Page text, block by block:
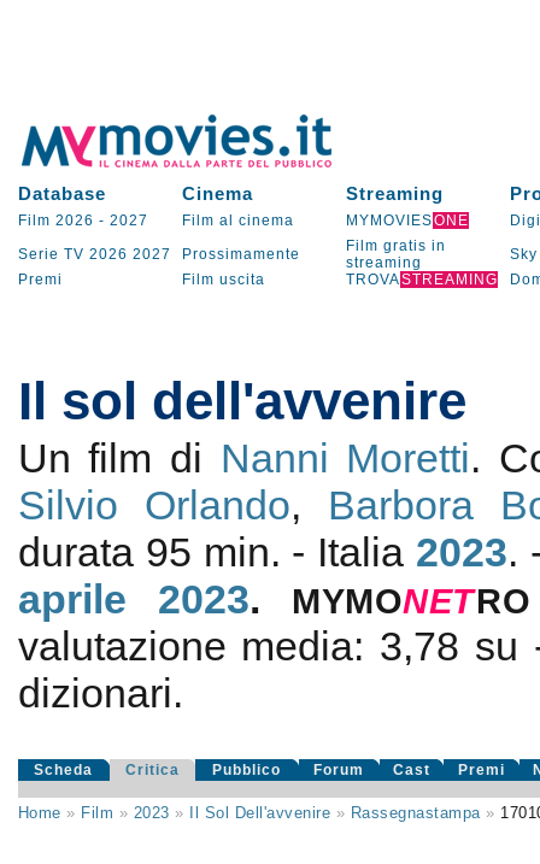
Database Cinema Streaming
Film 2026 - 2027 Film al cinema MYMOVIESONE
Serie TV 2026 2027 Prossimamente
Film gratis in
streaming
Sky
Premi
Film uscita TROVASTREAMING
Il sol dell'avvenire
Un film di Nanni Moretti.
Silvio Orlando, Barbora
durata 95 min. - Italia 2023.
aprile 2023. MYMONETRO
valutazione media: 3,78 su
dizionari.
Scheda Critica Pubblico Forum Cast Premi
Home » Film » 2023 » Il Sol Dell'avvenire » Rassegnastampa»